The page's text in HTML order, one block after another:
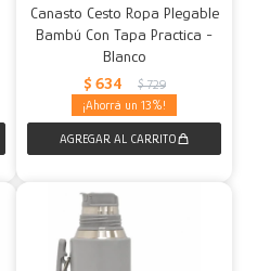
Canasto Cesto Ropa Plegable
Bambú Con Tapa Practica -
Blanco
$ 634 $ 729
13